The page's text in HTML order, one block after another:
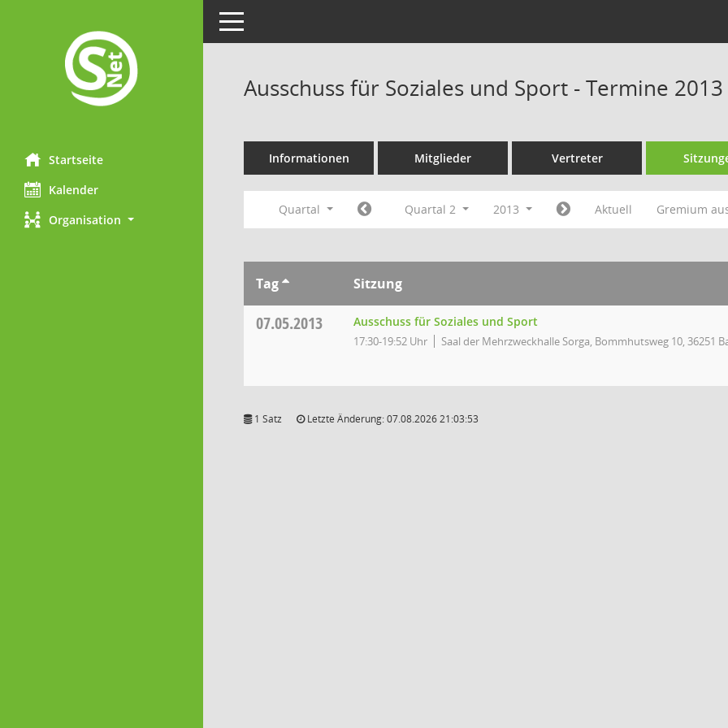
Startseite
Kalender
Organisation
Toggle navigation
Ausschuss für Soziales und Sport - Termine 2013
Informationen Mitglieder Vertreter
Quartal Quartal 2 2013 Aktuell Gremium
Tag Sitzung
07.05.2013 Ausschuss für Soziales und Sport
17:30-19:52 Uhr Saal der Mehrzweckhalle Sorga, Bommhutsweg 10, 36251
1 Satz Letzte Änderung: 07.08.2026 21:03:53